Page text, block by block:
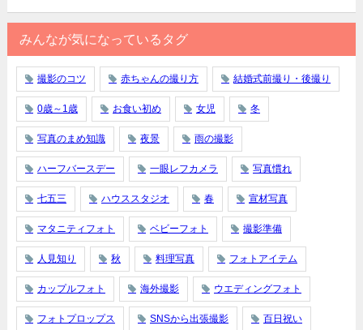
みんなが気になっているタグ
撮影のコツ 赤ちゃんの撮り方 結婚式前撮り・後撮り
0歳～1歳 お食い初め 女児 冬
写真のまめ知識 夜景 雨の撮影
ハーフバースデー 一眼レフカメラ 写真慣れ
七五三 ハウススタジオ 春 宣材写真
マタニティフォト ベビーフォト 撮影準備
人見知り 秋 料理写真 フォトアイテム
カップルフォト 海外撮影 ウエディングフォト
フォトプロップス SNSから出張撮影 百日祝い